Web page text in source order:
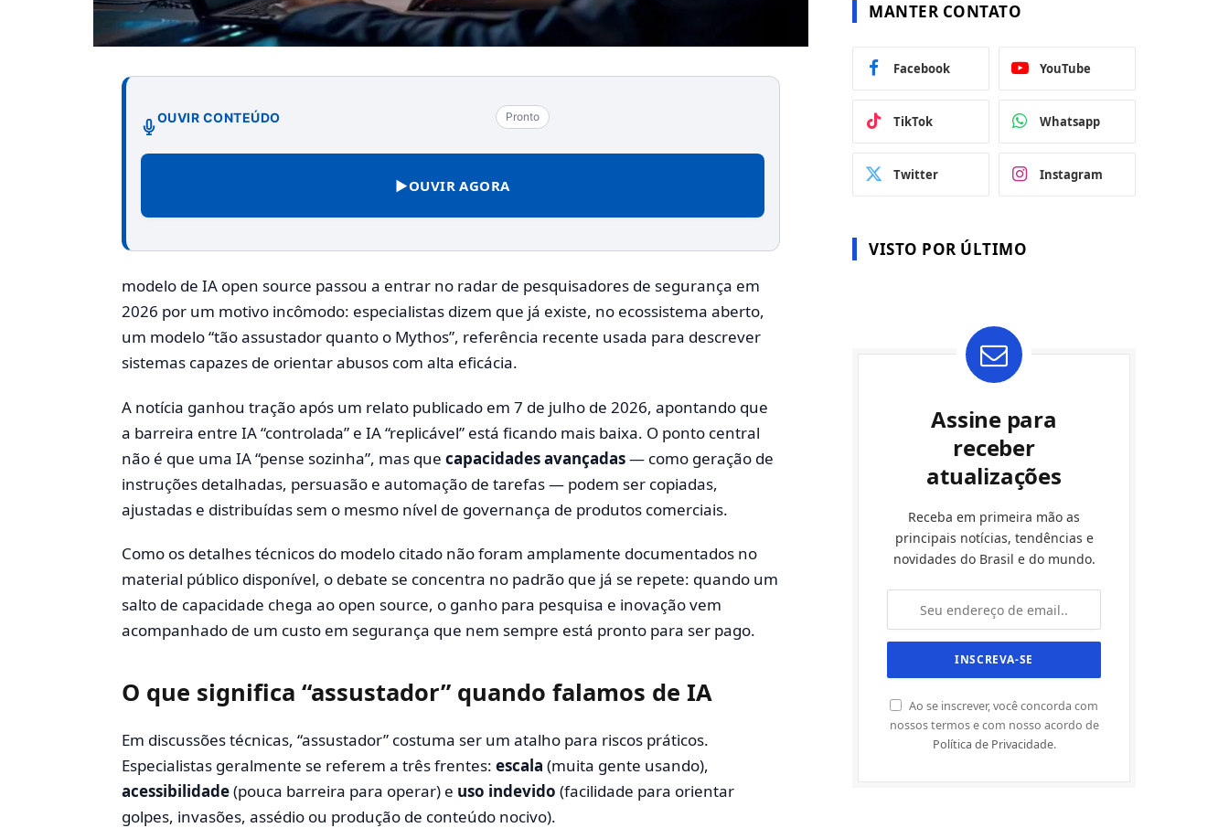
OUVIR CONTEÚDO Pronto
▶OUVIR AGORA
modelo de IA open source passou a entrar no radar de pesquisadores de segurança em
2026 por um motivo incômodo: especialistas dizem que já existe, no ecossistema aberto,
um modelo “tão assustador quanto o Mythos”, referência recente usada para descrever
sistemas capazes de orientar abusos com alta eficácia.
A notícia ganhou tração após um relato publicado em 7 de julho de 2026, apontando que
a barreira entre IA “controlada” e IA “replicável” está ficando mais baixa. O ponto central
não é que uma IA “pense sozinha”, mas que capacidades avançadas— como geração de
instruções detalhadas, persuasão e automação de tarefas — podem ser copiadas,
ajustadas e distribuídas sem o mesmo nível de governança de produtos comerciais.
Como os detalhes técnicos do modelo citado não foram amplamente documentados no
material público disponível, o debate se concentra no padrão que já se repete: quando um
salto de capacidade chega ao open source, o ganho para pesquisa e inovação vem
acompanhado de um custo em segurança que nem sempre está pronto para ser pago.
O que significa “assustador” quando falamos de IA
Em discussões técnicas, “assustador” costuma ser um atalho para riscos práticos.
Especialistas geralmente se referem a três frentes: escala (muita gente usando),
acessibilidade(pouca barreira para operar) e uso indevido (facilidade para orientar
golpes, invasões, assédio ou produção de conteúdo nocivo).
MANTER CONTATO
Facebook YouTube
TikTok Whatsapp
Twitter Instagram
VISTO POR ÚLTIMO
Assine para
receber
atualizações
Receba em primeira mão as
principais notícias, tendências e
novidades do Brasil e do mundo.
Ao se inscrever, você concorda com
nossos termos e com nosso acordo de
Política de Privacidade.